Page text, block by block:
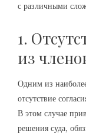
с различными
1.
из
Одним из
отсутствие
В этом случае
решения суда,